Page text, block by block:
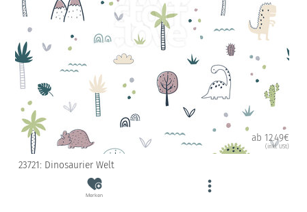
ab 12.49€
(inkl. USt)
23721: Dinosaurier Welt
Merken